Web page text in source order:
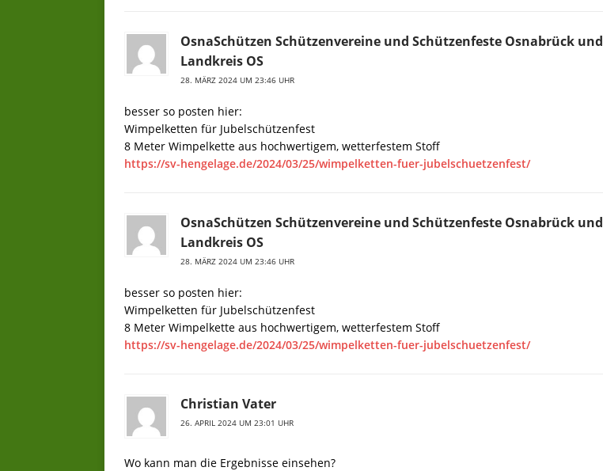
OsnaSchützen Schützenvereine und Schützenfeste Osnabrück und
Landkreis OS
28. MÄRZ 2024 UM 23:46 UHR
besser so posten hier:
Wimpelketten für Jubelschützenfest
8 Meter Wimpelkette aus hochwertigem, wetterfestem Stoff
https://sv-hengelage.de/2024/03/25/wimpelketten-fuer-jubelschuetzenfest/
OsnaSchützen Schützenvereine und Schützenfeste Osnabrück und
Landkreis OS
28. MÄRZ 2024 UM 23:46 UHR
besser so posten hier:
Wimpelketten für Jubelschützenfest
8 Meter Wimpelkette aus hochwertigem, wetterfestem Stoff
https://sv-hengelage.de/2024/03/25/wimpelketten-fuer-jubelschuetzenfest/
Christian Vater
26. APRIL 2024 UM 23:01 UHR
Wo kann man die Ergebnisse einsehen?